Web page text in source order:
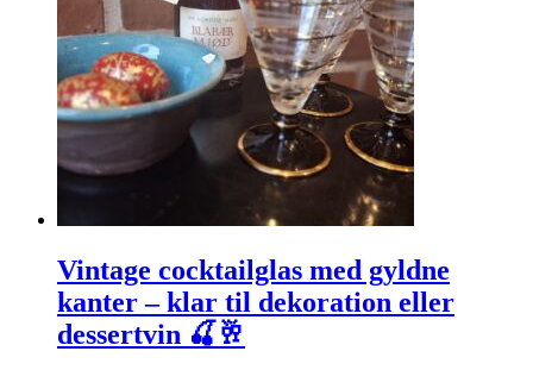
Vintage cocktailglas med gyldne
kanter – klar til dekoration eller
dessertvin 🍒🥂